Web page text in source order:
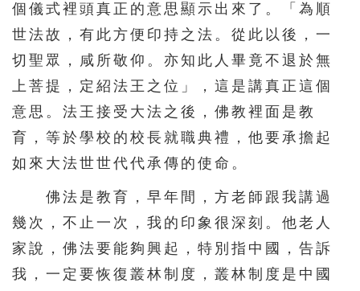
個儀式裡頭真正的意思顯示出來了。「為順
世法故，有此方便印持之法。從此以後，一
切聖眾，咸所敬仰。亦知此人畢竟不退於無
上菩提，定紹法王之位」，這是講真正這個
意思。法王接受大法之後，佛教裡面是教
育，等於學校的校長就職典禮，他要承擔起
如來大法世世代代承傳的使命。
佛法是教育，早年間，方老師跟我講過
幾次，不止一次，我的印象很深刻。他老人
家說，佛法要能夠興起，特別指中國，告訴
我，一定要恢復叢林制度，叢林制度是中國